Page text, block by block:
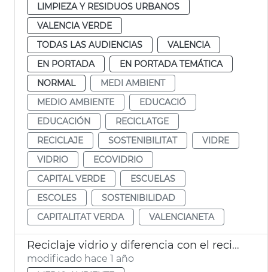
LIMPIEZA Y RESIDUOS URBANOS
VALENCIA VERDE
TODAS LAS AUDIENCIAS
VALENCIA
EN PORTADA
EN PORTADA TEMÁTICA
NORMAL
MEDI AMBIENT
MEDIO AMBIENTE
EDUCACIÓ
EDUCACIÓN
RECICLATGE
RECICLAJE
SOSTENIBILITAT
VIDRE
VIDRIO
ECOVIDRIO
CAPITAL VERDE
ESCUELAS
ESCOLES
SOSTENIBILIDAD
CAPITALITAT VERDA
VALENCIANETA
Reciclaje vidrio y diferencia con el reciclaje cristal
modificado hace 1 año